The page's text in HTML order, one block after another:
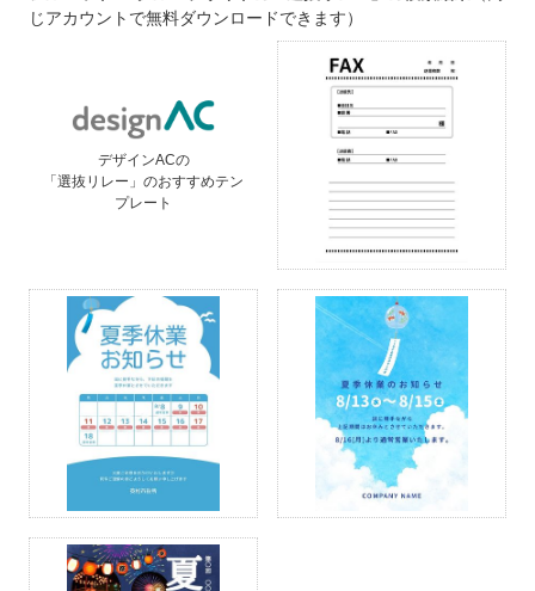
じアカウントで無料ダウンロードできます）
デザインACの
「選抜リレー」のおすすめテン
プレート